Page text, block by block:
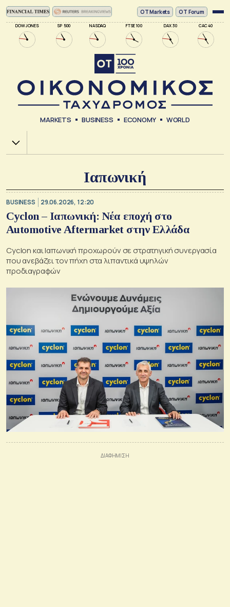
DOW JONES SP 500 NASDAQ FTSE 100 DAX 30 CAC 40
ΟΤ Markets OT Forum
MARKETS BUSINESS ECONOMY WORLD
Χ.Α.
Ιαπωνική
BUSINESS 29.06.2026, 12:20
Cyclon – Ιαπωνική: Νέα εποχή στο
Automotive Aftermarket στην Ελλάδα
Cyclon και Ιαπωνική προχωρούν σε στρατηγική συνεργασία
που ανεβάζει τον πήχη στα λιπαντικά υψηλών
προδιαγραφών